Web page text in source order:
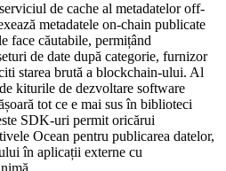
de cache al metadatelor off-
metadatele on-chain publicate
face căutabile, permițând
de date după categorie, furnizor
starea brută a blockchain-ului. Al
kiturile de dezvoltare software
tot ce e mai sus în biblioteci
SDK-uri permit oricărui
Ocean pentru publicarea datelor,
în aplicații externe cu